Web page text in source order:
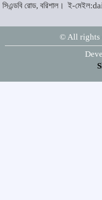
৮
সিএন্ডবি রোড, বরিশাল।ই-
© All rights